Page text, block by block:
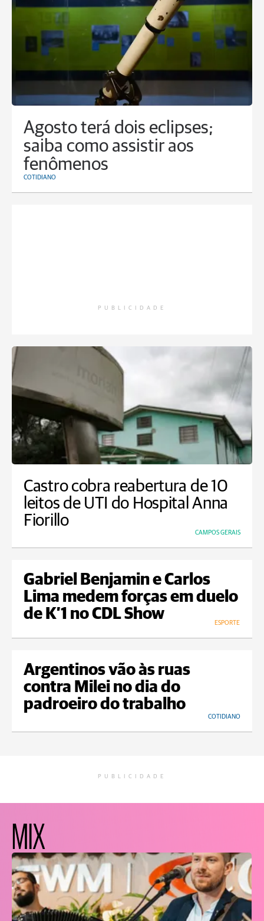
Agosto terá dois eclipses;
saiba como assistir aos
fenômenos
COTIDIANO
PUBLICIDADE
Castro cobra reabertura de 10
leitos de UTI do Hospital Anna
Fiorillo
CAMPOS GERAIS
Gabriel Benjamin e Carlos
Lima medem forças em duelo
de K’1 no CDL Show
ESPORTE
Argentinos vão às ruas
contra Milei no dia do
padroeiro do trabalho
COTIDIANO
PUBLICIDADE
MIX